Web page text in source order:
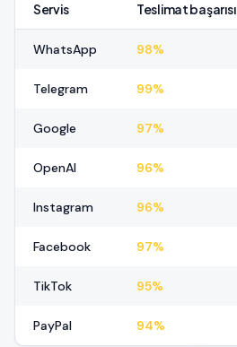
Servis Teslimat başarısı
WhatsApp 98%
Telegram 99%
Google 97%
OpenAI 96%
Instagram 96%
Facebook 97%
TikTok 95%
PayPal 94%